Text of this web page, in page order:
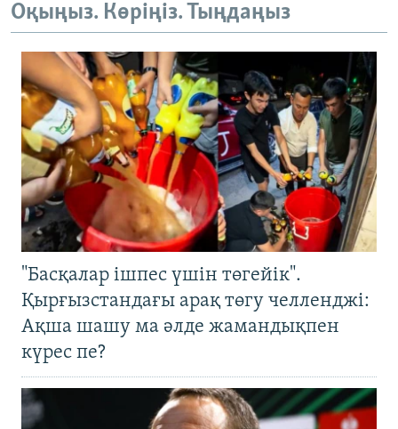
Оқыңыз. Көріңіз. Тыңдаңыз
"Басқалар ішпес үшін төгейік".
Қырғызстандағы арақ төгу челленджі:
Ақша шашу ма әлде жамандықпен
күрес пе?